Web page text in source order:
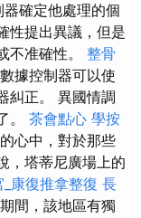
器確定他處理的個
性提出異議，但是
不准確性。 整骨
據控制器可以使
糾正。 異國情調
。 茶會點心 學按
心中，對於那些
，塔蒂尼廣場上的
康復推拿整復 長
間，該地區有獨